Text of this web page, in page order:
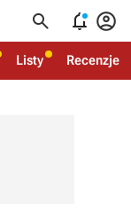
  
Listy Recenzje